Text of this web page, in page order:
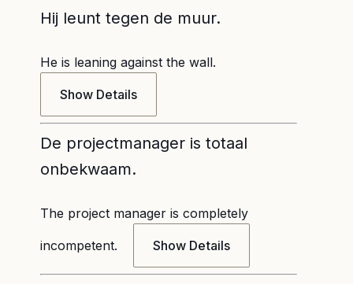
Hij leunt tegen de muur.
He is leaning against the wall.
Show Details
De projectmanager is totaal
onbekwaam.
The project manager is completely
incompetent. Show Details